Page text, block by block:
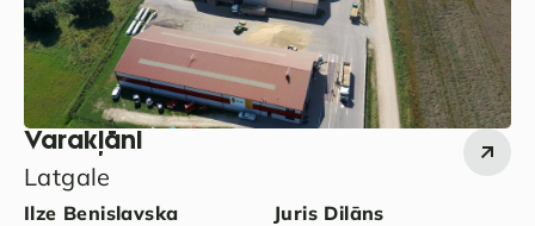
Varakļāni
Latgale
Ilze Benislavska Juris Dilāns